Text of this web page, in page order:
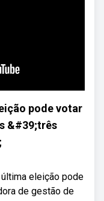
pode votar
&#39;três
eleição pode
de gestão de